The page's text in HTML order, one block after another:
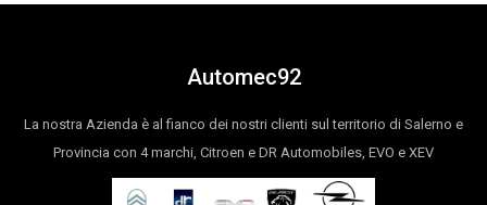
Automec92
La nostra Azienda è al fianco dei nostri clienti sul territorio di Salerno e
Provincia con 4 marchi, Citroen e DR Automobiles, EVO e XEV